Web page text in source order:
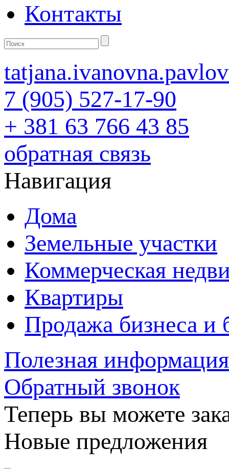
Контакты
7 (905) 527-17-90
+ 381 63 766 43 85
обратная связь
Навигация
Дома
Земельные участки
Коммерческая
Квартиры
Продажа бизнеса и
Полезная информация
Обратный звонок
Теперь вы можете
Новые предложения